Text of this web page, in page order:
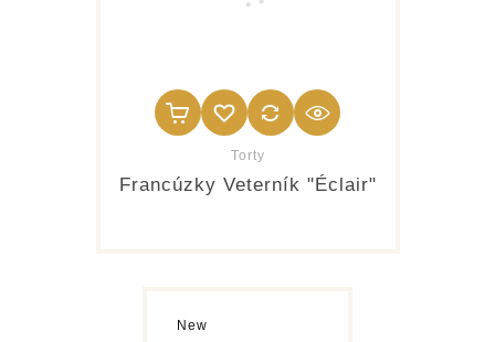
Torty
Francúzky Veterník "Éclair"
New